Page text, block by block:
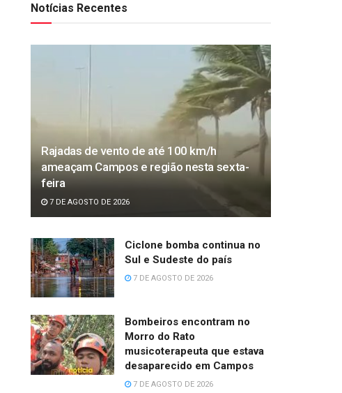
Notícias Recentes
Rajadas de vento de até 100 km/h
ameaçam Campos e região nesta sexta-
feira
7 DE AGOSTO DE 2026
Ciclone bomba continua no
Sul e Sudeste do país
7 DE AGOSTO DE 2026
Bombeiros encontram no
Morro do Rato
musicoterapeuta que estava
desaparecido em Campos
7 DE AGOSTO DE 2026